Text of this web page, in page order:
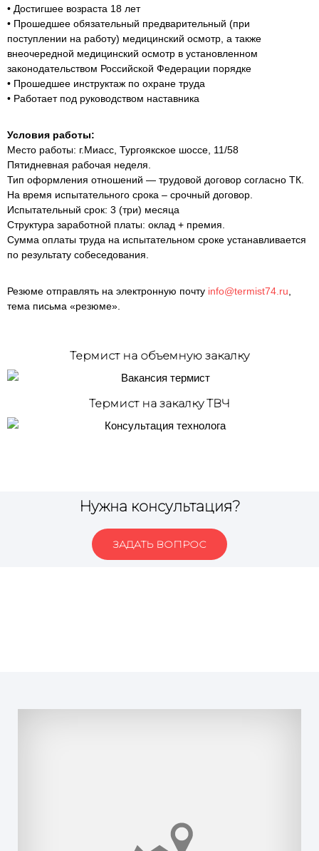
• Достигшее возраста 18 лет
• Прошедшее обязательный предварительный (при
поступлении на работу) медицинский осмотр, а также
внеочередной медицинский осмотр в установленном
законодательством Российской Федерации порядке
• Прошедшее инструктаж по охране труда
• Работает под руководством наставника
Условия работы:
Место работы: г.Миасс, Тургоякское шоссе, 11/58
Пятидневная рабочая неделя.
Тип оформления отношений — трудовой договор согласно ТК.
На время испытательного срока – срочный договор.
Испытательный срок: 3 (три) месяца
Структура заработной платы: оклад + премия.
Сумма оплаты труда на испытательном сроке устанавливается
по результату собеседования.
Резюме отправлять на электронную почту info@termist74.ru
тема письма «резюме».
Термист на объемную закалку
Термист на закалку ТВЧ
Нужна консультация?
ЗАДАТЬ ВОПРОС